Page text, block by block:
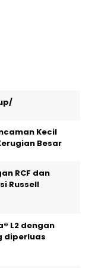
Kecil
Besar
RCF dan
Russell
L2 dengan
diperluas